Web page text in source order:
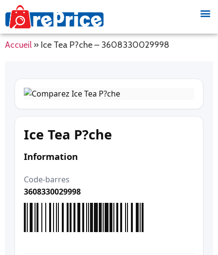
Accueil » Ice Tea P?che – 3608330029998
Ice Tea P?che
Information
Code-barres
3608330029998